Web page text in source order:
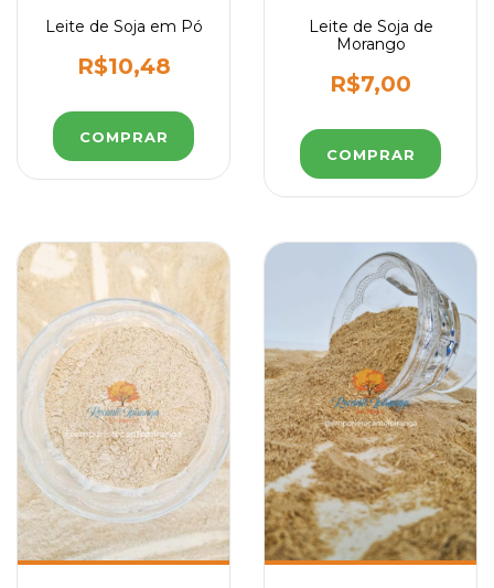
Leite de Soja em Pó
R$10,48
COMPRAR
Leite de Soja de
Morango
R$7,00
COMPRAR